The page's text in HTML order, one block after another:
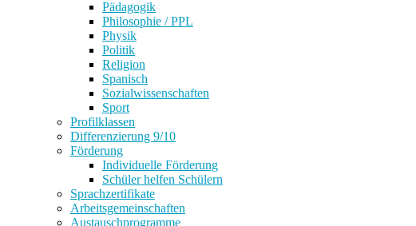
Pädagogik
Philosophie / PPL
Physik
Politik
Religion
Spanisch
Sozialwissenschaften
Sport
Profilklassen
Differenzierung 9/10
Förderung
Individuelle Förderung
Schüler helfen Schülern
Sprachzertifikate
Arbeitsgemeinschaften
Austauschprogramme